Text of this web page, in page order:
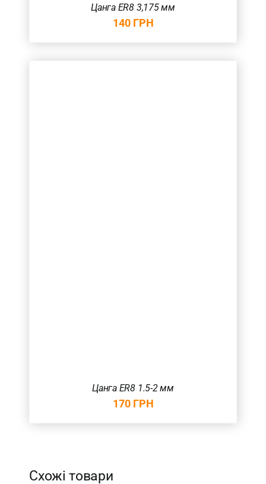
Цанга ER8 3,175 мм
140 ГРН
Цанга ER8 1.5-2 мм
170 ГРН
Схожі товари